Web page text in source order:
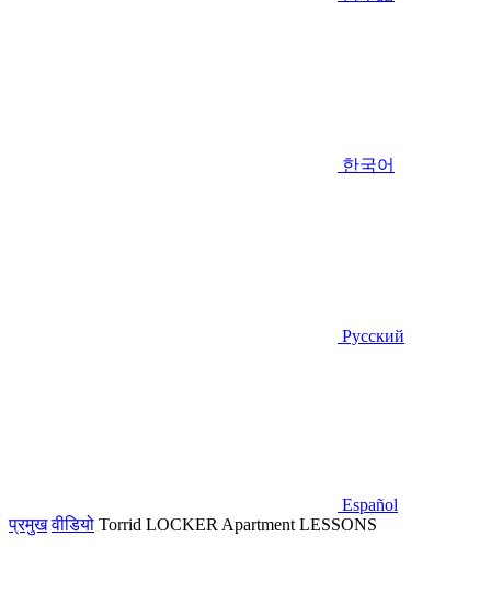
한국어
Русский
Español
प्रमुख वीडियो Torrid LOCKER Apartment LESSONS